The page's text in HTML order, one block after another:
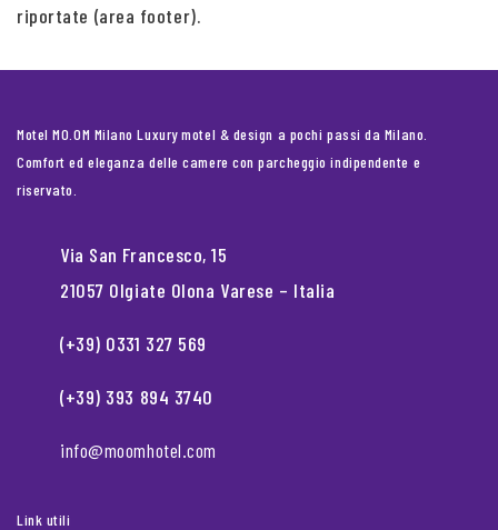
riportate (area footer).
Motel MO.OM Milano Luxury motel & design a pochi passi da Milano.
Comfort ed eleganza delle camere con parcheggio indipendente e
riservato.
Via San Francesco, 15
21057 Olgiate Olona Varese – Italia
(+39) 0331 327 569
(+39) 393 894 3740
info@moomhotel.com
Link utili